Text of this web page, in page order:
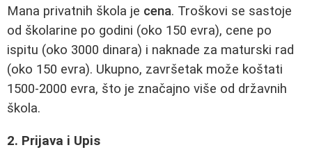
Mana privatnih škola je cena. Troškovi se sastoje
od školarine po godini (oko 150 evra), cene po
ispitu (oko 3000 dinara) i naknade za maturski rad
(oko 150 evra). Ukupno, završetak može koštati
1500-2000 evra, što je značajno više od državnih
škola.
2. Prijava i Upis